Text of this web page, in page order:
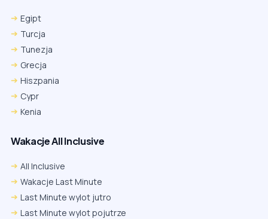
Egipt
Turcja
Tunezja
Grecja
Hiszpania
Cypr
Kenia
Wakacje All Inclusive
All Inclusive
Wakacje Last Minute
Last Minute wylot jutro
Last Minute wylot pojutrze